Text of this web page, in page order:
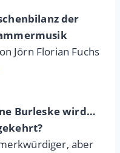
der
Jörn Florian Fuchs
Burleske wird…
aber